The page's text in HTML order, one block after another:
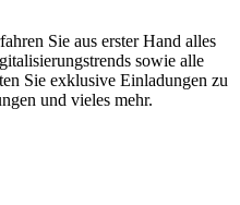
Sie aus erster Hand alles
sowie alle
Sie exklusive Einladungen zu
und vieles mehr.